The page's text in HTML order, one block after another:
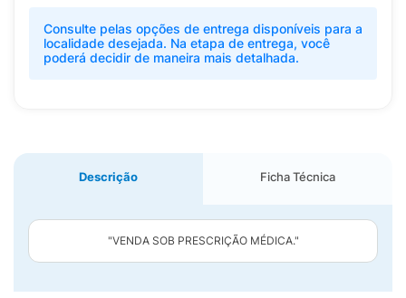
Consulte pelas opções de entrega disponíveis para a
localidade desejada. Na etapa de entrega, você
poderá decidir de maneira mais detalhada.
Descrição Ficha Técnica
"VENDA SOB PRESCRIÇÃO MÉDICA."